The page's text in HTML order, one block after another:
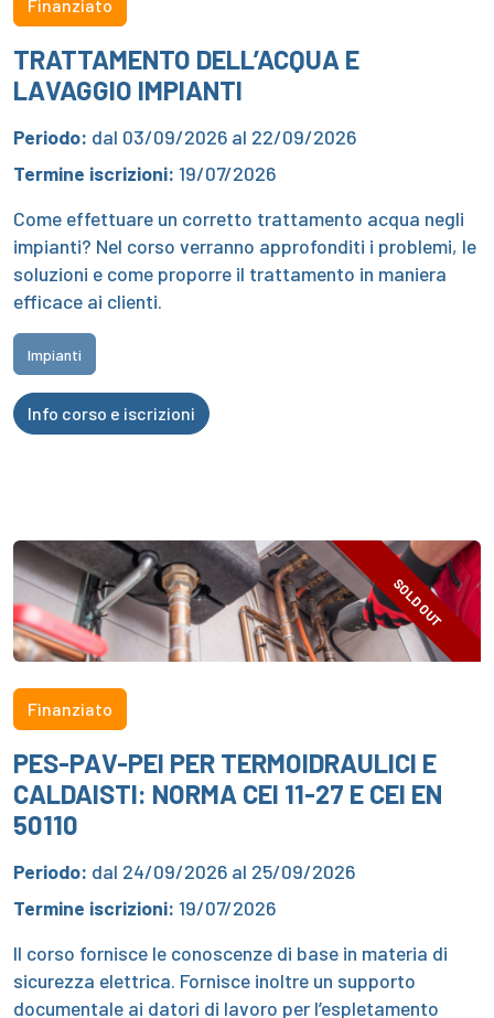
Finanziato
TRATTAMENTO DELL’ACQUA E
LAVAGGIO IMPIANTI
Periodo: dal 03/09/2026 al 22/09/2026
Termine iscrizioni: 19/07/2026
Come effettuare un corretto trattamento acqua negli
impianti? Nel corso verranno approfonditi i problemi, le
soluzioni e come proporre il trattamento in maniera
efficace ai clienti.
Impianti
Info corso e iscrizioni
SOLD OUT
Finanziato
PES-PAV-PEI PER TERMOIDRAULICI E
CALDAISTI: NORMA CEI 11-27 E CEI EN
50110
Periodo: dal 24/09/2026 al 25/09/2026
Termine iscrizioni: 19/07/2026
Il corso fornisce le conoscenze di base in materia di
sicurezza elettrica. Fornisce inoltre un supporto
documentale ai datori di lavoro per l’espletamento